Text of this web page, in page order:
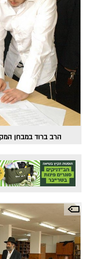
הרב ברוד במבחן